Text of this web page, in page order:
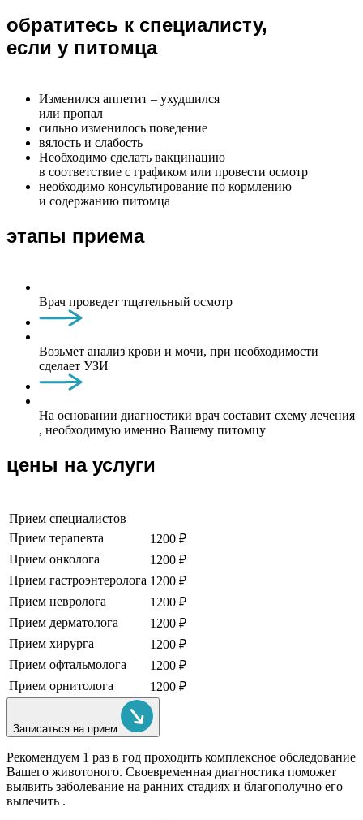
обратитесь к специалисту,
если у питомца
Изменился аппетит – ухудшился
или пропал
сильно изменилось поведение
вялость и слабость
Необходимо сделать вакцинацию
в соответствие с графиком или провести осмотр
необходимо консультирование по кормлению
и содержанию питомца
этапы приема
Врач проведет тщательный осмотр
Возьмет анализ крови и мочи, при необходимости
сделает УЗИ
На основании диагностики врач составит схему лечения
, необходимую именно Вашему питомцу
цены на услуги
Прием специалистов
Прием терапевта
1200 ₽
Прием онколога
1200 ₽
Прием гастроэнтеролога 1200 ₽
Прием невролога
1200 ₽
Прием дерматолога
1200 ₽
Прием хирурга
1200 ₽
Прием офтальмолога
1200 ₽
Прием орнитолога
1200 ₽
Записаться на прием
Рекомендуем 1 раз в год проходить комплексное обследование
Вашего животоного. Своевременная диагностика поможет
выявить заболевание на ранних стадиях и благополучно его
вылечить .